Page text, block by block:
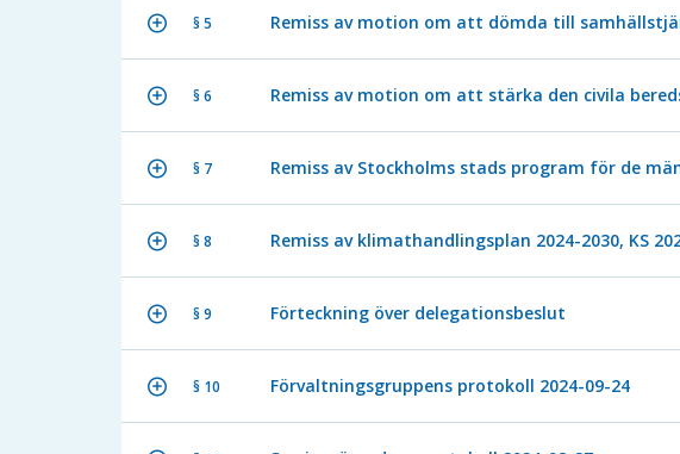
§ 5 Remiss av motion om att dömda till
§ 6 Remiss av motion om att stärka den civila
§ 7 Remiss av Stockholms stads program för de
§ 8 Remiss av klimathandlingsplan 2024-2030, KS
§ 9 Förteckning över delegationsbeslut
§ 10 Förvaltningsgruppens protokoll 2024-09-24